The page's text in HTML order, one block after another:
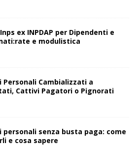
ex INPDAP per Dipendenti e
e modulistica
Personali Cambializzati a
Cattivi Pagatori o Pignorati
personali senza busta paga: come
e cosa sapere